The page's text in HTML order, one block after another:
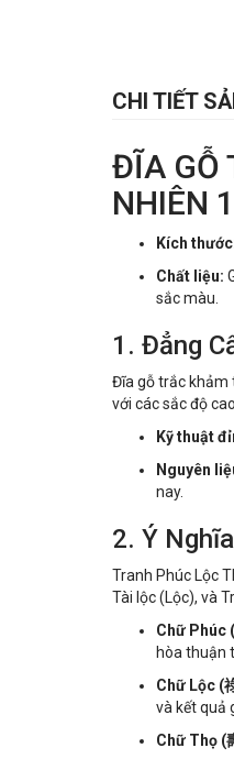
CHI TIẾT
ĐĨA GỖ
NHIÊN
Kích
Chất liệu:
sắc màu.
1. Đẳng
Đĩa gỗ trắc khảm
với các sắc độ
Kỹ thuật
Nguyên
nay.
2. Ý
Tranh Phúc Lộc
Tài lộc (Lộc), và
Chữ Phúc
hòa thuận
Chữ Lộc (
và kết quả
Chữ Thọ (